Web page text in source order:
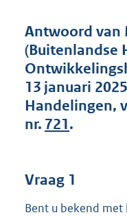
Antwoord van
(Buitenlandse
13 januari
Handelingen,
nr. 721.
Vraag 1
Bent u bekend met